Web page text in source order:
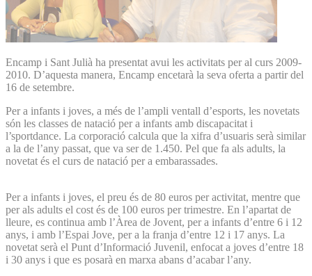
Encamp i Sant Julià ha presentat avui les activitats per al curs 2009-
2010. D’aquesta manera, Encamp encetarà la seva oferta a partir del
16 de setembre.
Per a infants i joves, a més de l’ampli ventall d’esports, les novetats
són les classes de natació per a infants amb discapacitat i
l’sportdance. La corporació calcula que la xifra d’usuaris serà similar
a la de l’any passat, que va ser de 1.450. Pel que fa als adults, la
novetat és el curs de natació per a embarassades.
Per a infants i joves, el preu és de 80 euros per activitat, mentre que
per als adults el cost és de 100 euros per trimestre. En l’apartat de
lleure, es continua amb l’Àrea de Jovent, per a infants d’entre 6 i 12
anys, i amb l’Espai Jove, per a la franja d’entre 12 i 17 anys. La
novetat serà el Punt d’Informació Juvenil, enfocat a joves d’entre 18
i 30 anys i que es posarà en marxa abans d’acabar l’any.